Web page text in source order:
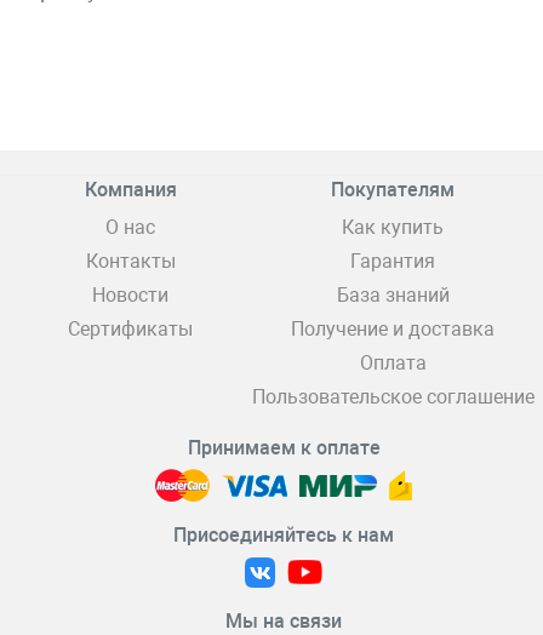
Компания
О нас
Контакты
Новости
Сертификаты
Покупателям
Как купить
Гарантия
База знаний
Получение и доставка
Оплата
Пользовательское соглашение
Принимаем к оплате
Присоединяйтесь к нам
Мы на связи